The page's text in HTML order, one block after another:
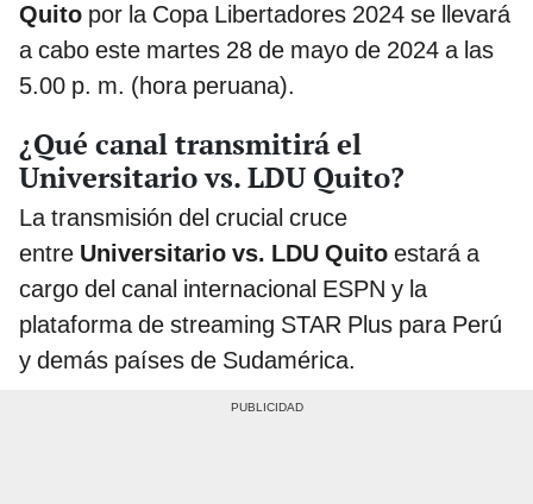
Quito por la Copa Libertadores 2024 se llevará
a cabo este martes 28 de mayo de 2024 a las
5.00 p. m. (hora peruana).
¿Qué canal transmitirá el
Universitario vs. LDU Quito?
La transmisión del crucial cruce
entre Universitario vs. LDU Quito estará a
cargo del canal internacional ESPN y la
plataforma de streaming STAR Plus para Perú
y demás países de Sudamérica.